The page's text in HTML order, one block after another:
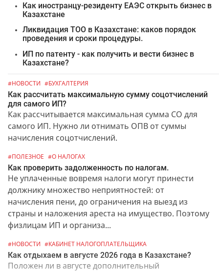
Как иностранцу-резиденту ЕАЭС открыть бизнес в
Казахстане
Ликвидация ТОО в Казахстане: каков порядок
проведения и сроки процедуры.
ИП по патенту - как получить и вести бизнес в
Казахстане?
#НОВОСТИ #БУХГАЛТЕРИЯ
Как рассчитать максимальную сумму соцотчислений
для самого ИП?
Как рассчитывается максимальная сумма СО для
самого ИП. Нужно ли отнимать ОПВ от суммы
начисления соцотчислений.
#ПОЛЕЗНОЕ #О НАЛОГАХ
Как проверить задолженность по налогам.
Не уплаченные вовремя налоги могут принести
должнику множество неприятностей: от
начисления пени, до ограничения на выезд из
страны и наложения ареста на имущество. Поэтому
физлицам ИП и организа...
#НОВОСТИ #КАБИНЕТ НАЛОГОПЛАТЕЛЬЩИКА
Как отдыхаем в августе 2026 года в Казахстане?
Положен ли в августе дополнительный